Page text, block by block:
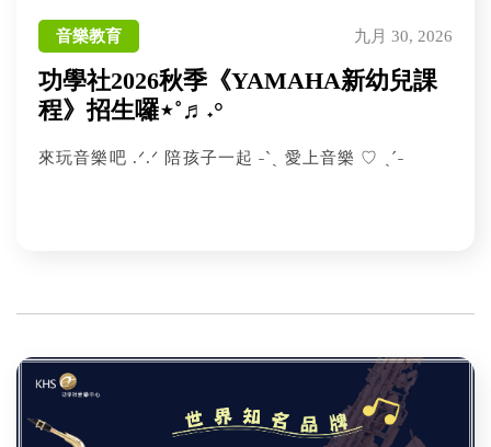
音樂教育 九月 30, 2026
功學社2026秋季《YAMAHA新幼兒課
程》招生囉⋆˚♬˖°
來玩音樂吧 .ᐟ.ᐟ 陪孩子一起 ˗ˋˏ 愛上音樂 ♡ ˎˊ˗